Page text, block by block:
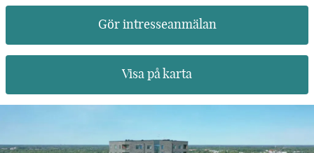
Gör intresseanmälan
Visa på karta